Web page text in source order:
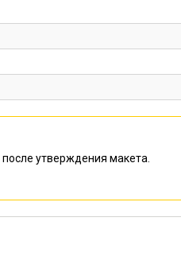
после утверждения макета.